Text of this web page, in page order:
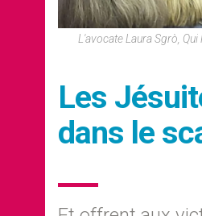
L'avocate Laura Sgrò,
Les
dans le